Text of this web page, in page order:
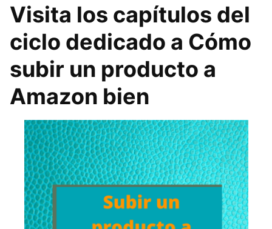
Visita los capítulos del
ciclo dedicado a Cómo
subir un producto a
Amazon bien